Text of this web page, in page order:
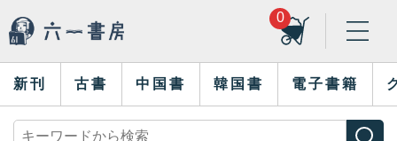
0
新刊 古書 中国書 韓国書 電子書籍